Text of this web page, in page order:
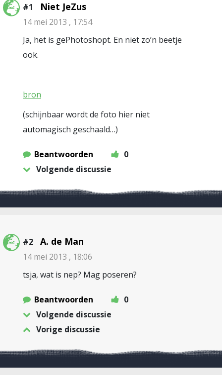
#1 Niet JeZus
14 mei 2013 , 17:54
Ja, het is gePhotoshopt. En niet zo’n beetje
ook.
bron
(schijnbaar wordt de foto hier niet
automagisch geschaald…)
Beantwoorden
0
Volgende discussie
#2 A. de Man
14 mei 2013 , 18:06
tsja, wat is nep? Mag poseren?
Beantwoorden
0
Volgende discussie
Vorige discussie